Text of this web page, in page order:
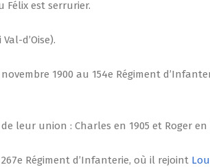
Félix est serrurier.
d’Oise).
1900 au 154e Régiment
leur union : Charles en 1905 et Roger en
Régiment d’Infanterie, où il rejoint